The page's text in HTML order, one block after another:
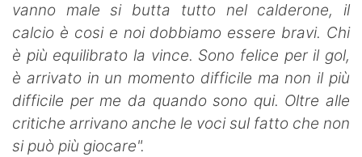
vanno male si butta tutto nel calderone, il
calcio è cosi e noi dobbiamo essere bravi. Chi
è più equilibrato la vince. Sono felice per il gol,
è arrivato in un momento difficile ma non il più
difficile per me da quando sono qui. Oltre alle
critiche arrivano anche le voci sul fatto che non
si può più giocare".